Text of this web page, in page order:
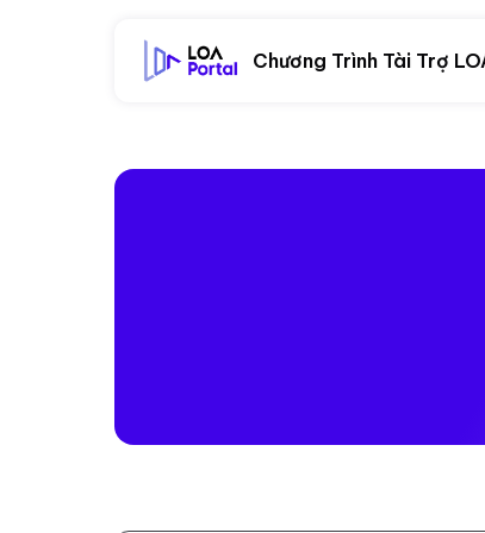
Chương Trình Tài Trợ